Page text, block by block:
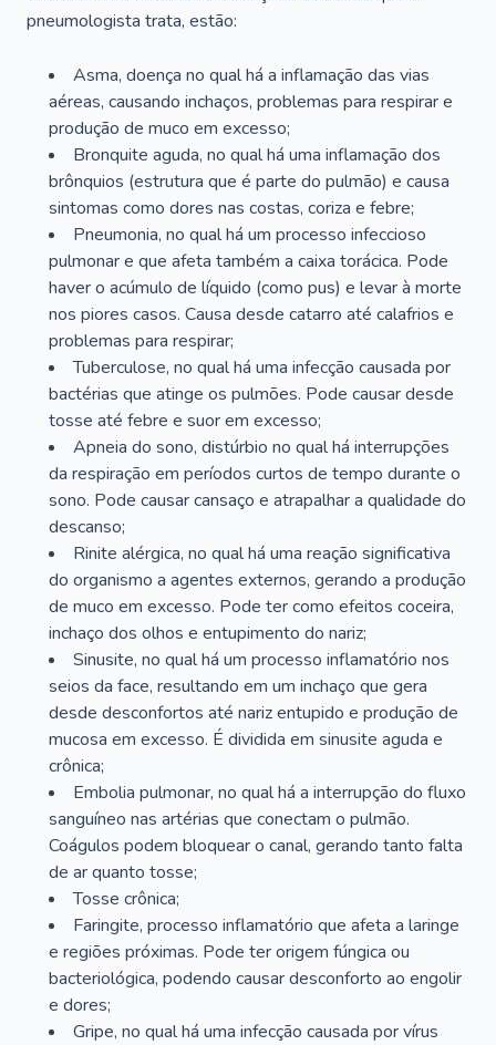
pneumologista trata, estão:
Asma, doença no qual há a inflamação das vias
aéreas, causando inchaços, problemas para respirar e
produção de muco em excesso;
Bronquite aguda, no qual há uma inflamação dos
brônquios (estrutura que é parte do pulmão) e causa
sintomas como dores nas costas, coriza e febre;
Pneumonia, no qual há um processo infeccioso
pulmonar e que afeta também a caixa torácica. Pode
haver o acúmulo de líquido (como pus) e levar à morte
nos piores casos. Causa desde catarro até calafrios e
problemas para respirar;
Tuberculose, no qual há uma infecção causada por
bactérias que atinge os pulmões. Pode causar desde
tosse até febre e suor em excesso;
Apneia do sono, distúrbio no qual há interrupções
da respiração em períodos curtos de tempo durante o
sono. Pode causar cansaço e atrapalhar a qualidade do
descanso;
Rinite alérgica, no qual há uma reação significativa
do organismo a agentes externos, gerando a produção
de muco em excesso. Pode ter como efeitos coceira,
inchaço dos olhos e entupimento do nariz;
Sinusite, no qual há um processo inflamatório nos
seios da face, resultando em um inchaço que gera
desde desconfortos até nariz entupido e produção de
mucosa em excesso. É dividida em sinusite aguda e
crônica;
Embolia pulmonar, no qual há a interrupção do fluxo
sanguíneo nas artérias que conectam o pulmão.
Coágulos podem bloquear o canal, gerando tanto falta
de ar quanto tosse;
Tosse crônica;
Faringite, processo inflamatório que afeta a laringe
e regiões próximas. Pode ter origem fúngica ou
bacteriológica, podendo causar desconforto ao engolir
e dores;
Gripe, no qual há uma infecção causada por vírus